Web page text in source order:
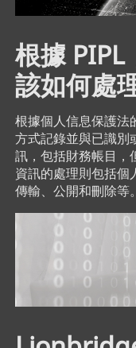
根據 PIPL
該如何處
根據個人信息保護法
方式記錄並與已識別
訊，包括財務帳目，
資訊的處理則包括個
傳輸、公開和刪除等。